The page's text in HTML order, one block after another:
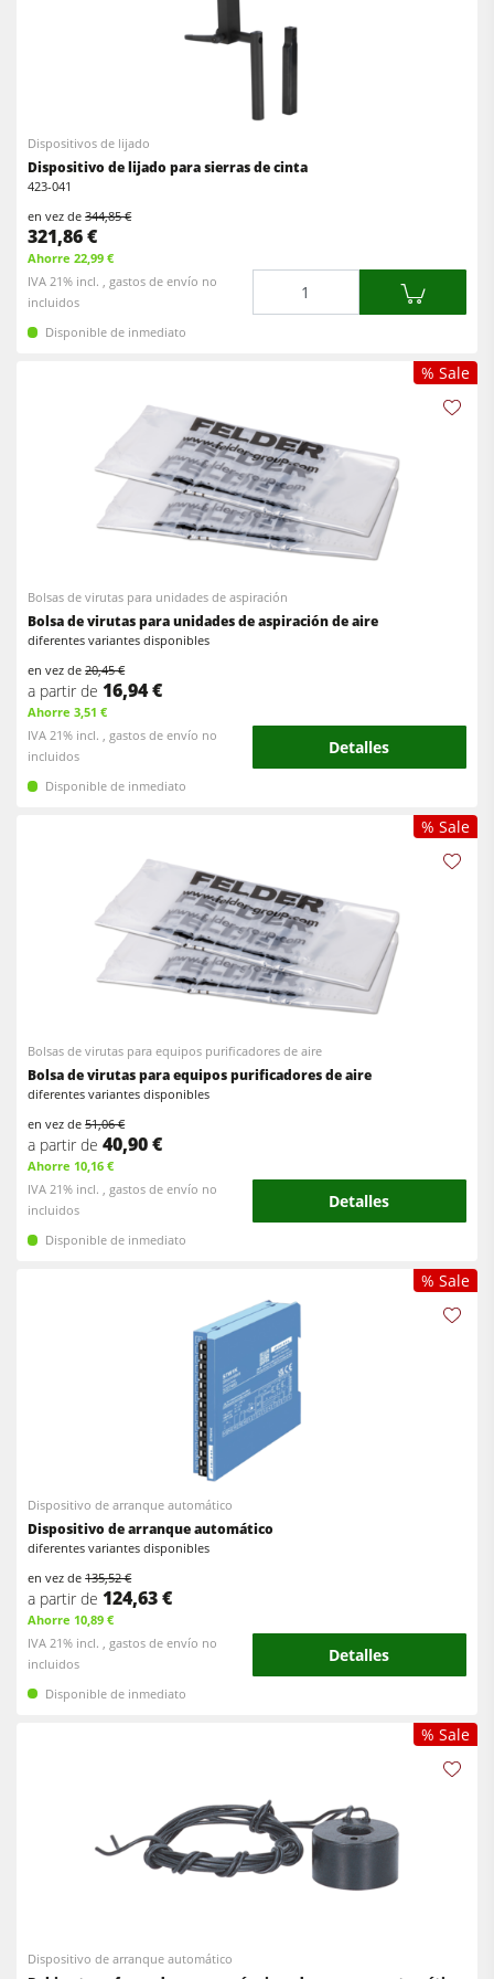
Automatización y manipulación de materiales
Dispositivos de lijado
Dispositivo de lijado para sierras de cinta
423-041
en vez de344,85 €
321,86 €
Ahorre 22,99 €
IVA 21% incl. , gastos de envío no
incluidos
Disponible de inmediato
% Sale
Bolsas de virutas para unidades de aspiración
Bolsa de virutas para unidades de aspiración de aire
diferentes variantes disponibles
en vez de20,45 €
a partir de 16,94 €
Ahorre 3,51 €
IVA 21% incl. , gastos de envío no
incluidos
Detalles
Disponible de inmediato
% Sale
Bolsas de virutas para equipos purificadores de aire
Bolsa de virutas para equipos purificadores de aire
diferentes variantes disponibles
en vez de51,06 €
a partir de 40,90 €
Ahorre 10,16 €
IVA 21% incl. , gastos de envío no
incluidos
Detalles
Disponible de inmediato
% Sale
Dispositivo de arranque automático
Dispositivo de arranque automático
diferentes variantes disponibles
en vez de135,52 €
a partir de 124,63 €
Ahorre 10,89 €
IVA 21% incl. , gastos de envío no
incluidos
Detalles
Disponible de inmediato
% Sale
Dispositivo de arranque automático